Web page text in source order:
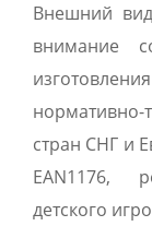
Внешний
внимание
нормативно-
стран СНГ и
EAN1176,
детского